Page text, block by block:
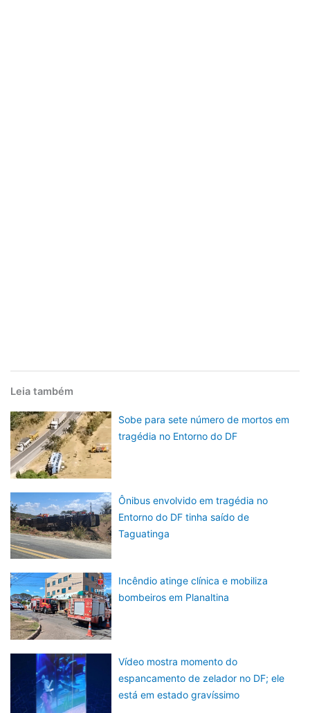
Leia também
Sobe para sete número de mortos em
tragédia no Entorno do DF
Ônibus envolvido em tragédia no
Entorno do DF tinha saído de
Taguatinga
Incêndio atinge clínica e mobiliza
bombeiros em Planaltina
Vídeo mostra momento do
espancamento de zelador no DF; ele
está em estado gravíssimo